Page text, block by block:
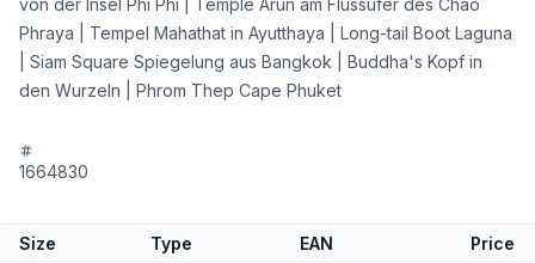
von der Insel Phi Phi | Temple Arun am Flussufer des Chao
Phraya | Tempel Mahathat in Ayutthaya | Long-tail Boot Laguna
| Siam Square Spiegelung aus Bangkok | Buddha's Kopf in
den Wurzeln | Phrom Thep Cape Phuket
1664830
Size Type EAN Price